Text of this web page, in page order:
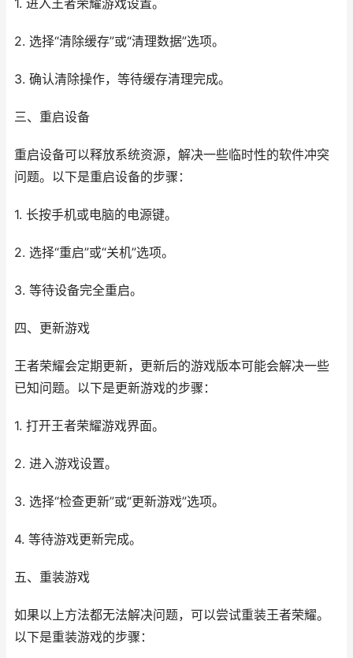
1. 进入王者荣耀游戏设置。
2. 选择“清除缓存”或“清理数据”选项。
3. 确认清除操作，等待缓存清理完成。
三、重启设备
重启设备可以释放系统资源，解决一些临时性的软件冲突
问题。以下是重启设备的步骤：
1. 长按手机或电脑的电源键。
2. 选择“重启”或“关机”选项。
3. 等待设备完全重启。
四、更新游戏
王者荣耀会定期更新，更新后的游戏版本可能会解决一些
已知问题。以下是更新游戏的步骤：
1. 打开王者荣耀游戏界面。
2. 进入游戏设置。
3. 选择“检查更新”或“更新游戏”选项。
4. 等待游戏更新完成。
五、重装游戏
如果以上方法都无法解决问题，可以尝试重装王者荣耀。
以下是重装游戏的步骤：